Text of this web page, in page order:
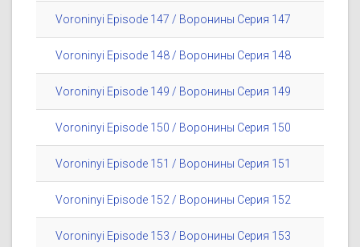
Voroninyi Episode 147 / Воронины Серия 147
Voroninyi Episode 148 / Воронины Серия 148
Voroninyi Episode 149 / Воронины Серия 149
Voroninyi Episode 150 / Воронины Серия 150
Voroninyi Episode 151 / Воронины Серия 151
Voroninyi Episode 152 / Воронины Серия 152
Voroninyi Episode 153 / Воронины Серия 153